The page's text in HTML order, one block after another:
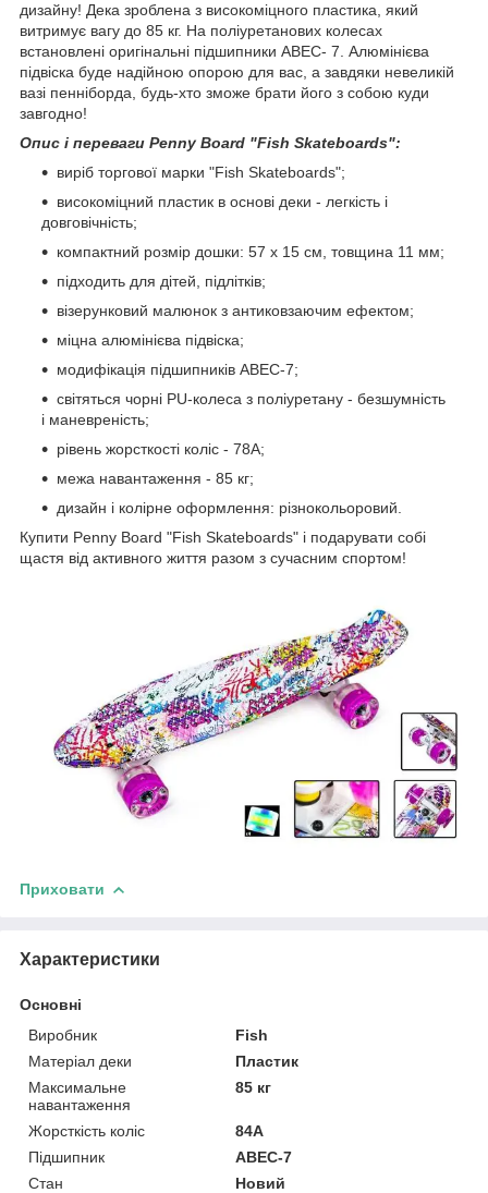
дизайну! Дека зроблена з високоміцного пластика, який
витримує вагу до 85 кг. На поліуретанових колесах
встановлені оригінальні підшипники АВЕС- 7. Алюмінієва
підвіска буде надійною опорою для вас, а завдяки невеликій
вазі пенніборда, будь-хто зможе брати його з собою куди
завгодно!
Опис і переваги Penny Board "Fish Skateboards":
виріб торгової марки "Fish Skateboards";
високоміцний пластик в основі деки - легкість і
довговічність;
компактний розмір дошки: 57 х 15 см, товщина 11 мм;
підходить для дітей, підлітків;
візерунковий малюнок з антиковзаючим ефектом;
міцна алюмінієва підвіска;
модифікація підшипників ABEC-7;
світяться чорні PU-колеса з поліуретану - безшумність
і маневреність;
рівень жорсткості коліс - 78А;
межа навантаження - 85 кг;
дизайн і колірне оформлення: різнокольоровий.
Купити Penny Board "Fish Skateboards" і подарувати собі
щастя від активного життя разом з сучасним спортом!
Приховати
Характеристики
Основні
Виробник
Fish
Матеріал деки
Пластик
Максимальне
навантаження
85 кг
Жорсткість коліс
84А
Підшипник
ABEC-7
Стан
Новий